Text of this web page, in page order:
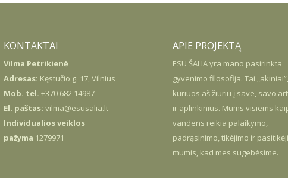
KONTAKTAI
Vilma Petrikienė
Adresas: Kęstučio g. 17, Vilnius
Mob. tel. +370 682 14987
El. paštas: vilma@esusalia.lt
Individualios veiklos
pažyma 1279971
APIE PROJEKTĄ
ESU ŠALIAyra mano pasirinkta
gyvenimo filosofija. Tai
kuriuos aš žiūriu į save, savo
ir aplinkinius. Mums visiems
vandens reikia palaikymo,
padrąsinimo, tikėjimo ir
mumis, kad mes sugebėsime.